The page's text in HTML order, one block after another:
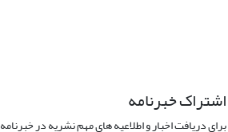
اشتراک خبرنامه
برای دریافت اخبار و اطلاعیه های مهم نشریه در خبرنامه